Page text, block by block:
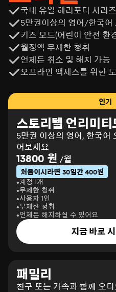
국내 유일 해리포터 시리
5만권이상의 영어/한국어
키즈 모드(어린이 안전 환
월정액 무제한 청취
언제든 취소 및 해지 가능
오프라인 액세스를 위한
인기
스토리텔 언리미티
5만권 이상의 영어, 한국어
어보세요
13800 원 /월
처음이시라면 30일간 400원
계정 1개
무제한 청취
사용자 1인
무제한 청취
언제든 해지하실 수 있어요
지금 바로 시
패밀리
친구 또는 가족과 함께 오